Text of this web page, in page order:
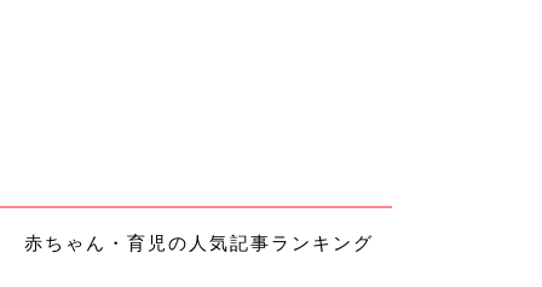
赤ちゃん・育児の人気記事ランキング